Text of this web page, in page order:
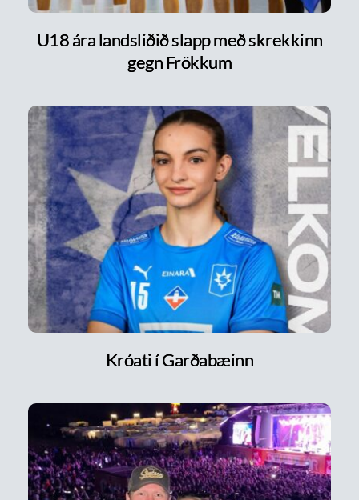
U18 ára landsliðið slapp með skrekkinn
gegn Frökkum
Króati í Garðabæinn